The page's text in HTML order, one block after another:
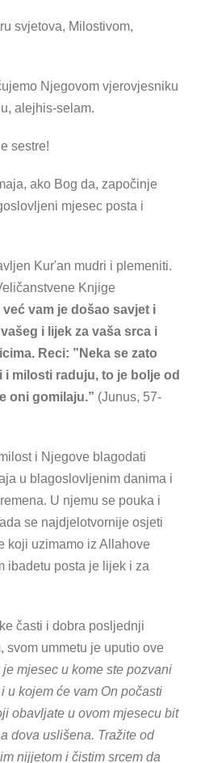
svjetova, Milostivom,
Njegovom vjerovjesniku
alejhis-selam.
sestre!
ako Bog da, započinje
mjesec posta i
Kur'an mudri i plemeniti.
Knjige
već vam je došao savjet i
i lijek za vaša srca i
Reci: ”Neka se zato
milosti raduju, to je bolje od
oni gomilaju.” (Junus, 57-
i Njegove blagodati
u blagoslovljenim danima i
U njemu se pouka i
se najdjelotvornije osjeti
koji uzimamo iz Allahove
ibadetu posta je lijek i za
časti i dobra posljednji
svom ummetu je uputio ove
je mjesec u kome ste pozvani
u kojem će vam On počasti
obavljate u ovom mjesecu bit
dova uslišena. Tražite od
nijjetom i čistim srcem da